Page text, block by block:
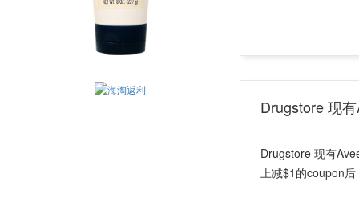
Drugstore 现
Drugstore 现有
上减$1的coupon